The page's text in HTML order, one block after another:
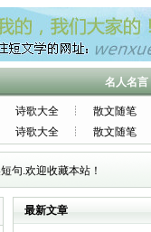
名人名言|
诗歌大全 散文随笔
诗歌大全 散文随笔
句.欢迎收藏本站！
最新文章